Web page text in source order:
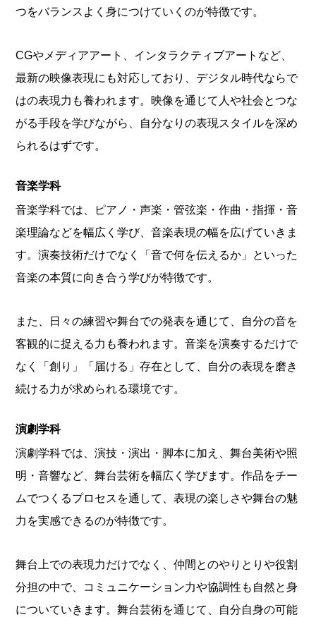
つをバランスよく身につけていくのが特徴です。
CGやメディアアート、インタラクティブアートなど、
最新の映像表現にも対応しており、デジタル時代ならで
はの表現力も養われます。映像を通じて人や社会とつな
がる手段を学びながら、自分なりの表現スタイルを深め
られるはずです。
音楽学科
音楽学科では、ピアノ・声楽・管弦楽・作曲・指揮・音
楽理論などを幅広く学び、音楽表現の幅を広げていきま
す。演奏技術だけでなく「音で何を伝えるか」といった
音楽の本質に向き合う学びが特徴です。
また、日々の練習や舞台での発表を通じて、自分の音を
客観的に捉える力も養われます。音楽を演奏するだけで
なく「創り」「届ける」存在として、自分の表現を磨き
続ける力が求められる環境です。
演劇学科
演劇学科では、演技・演出・脚本に加え、舞台美術や照
明・音響など、舞台芸術を幅広く学びます。作品をチー
ムでつくるプロセスを通して、表現の楽しさや舞台の魅
力を実感できるのが特徴です。
舞台上での表現力だけでなく、仲間とのやりとりや役割
分担の中で、コミュニケーション力や協調性も自然と身
についていきます。舞台芸術を通じて、自分自身の可能